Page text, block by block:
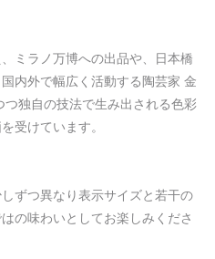
ミラノ万博への出品や、日本橋
内外で幅広く活動する陶芸家 金
独自の技法で生み出される色彩
受けています。
ずつ異なり表示サイズと若干の
の味わいとしてお楽しみくださ